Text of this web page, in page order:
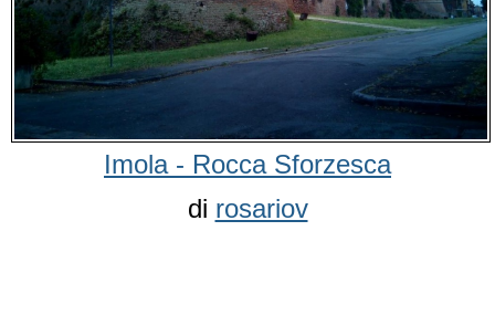
Imola - Rocca Sforzesca
di rosariov